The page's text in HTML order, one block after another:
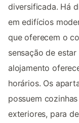
diversificada. Há
em edifícios
que oferecem o
sensação de
alojamento
horários. Os
possuem
exteriores, para